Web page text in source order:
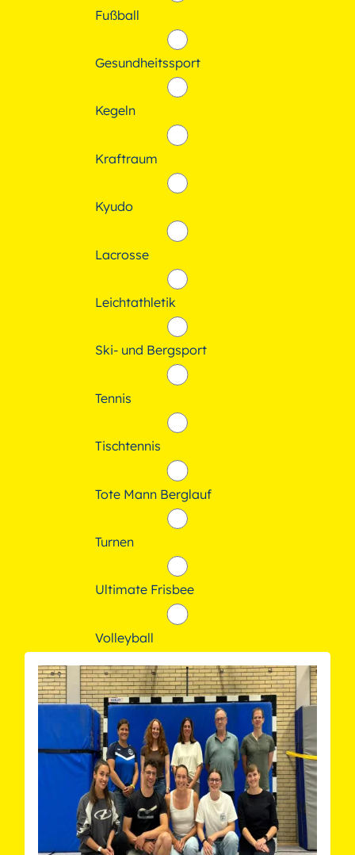
Fußball
Gesundheitssport
Kegeln
Kraftraum
Kyudo
Lacrosse
Leichtathletik
Ski- und Bergsport
Tennis
Tischtennis
Tote Mann Berglauf
Turnen
Ultimate Frisbee
Volleyball